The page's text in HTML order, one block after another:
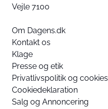
Vejle 7100
Om Dagens.dk
Kontakt os
Klage
Presse og etik
Privatlivspolitik og cookies
Cookiedeklaration
Salg og Annoncering